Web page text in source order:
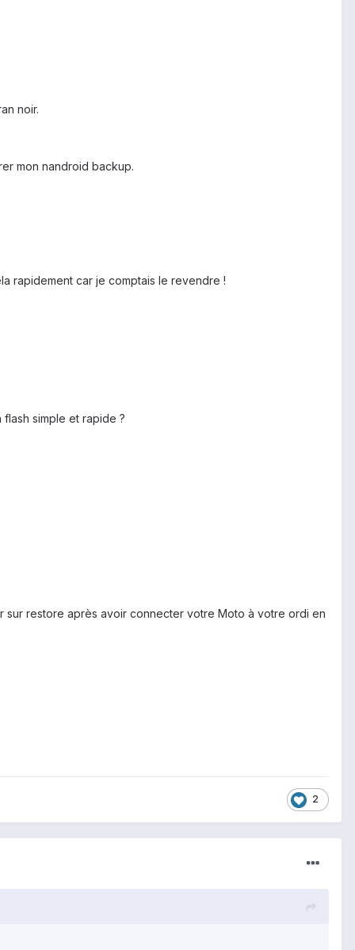
noir.
mon nandroid backup.
rapidement car je comptais le revendre !
flash simple et rapide ?
restore après avoir connecter votre Moto à votre ordi en
2